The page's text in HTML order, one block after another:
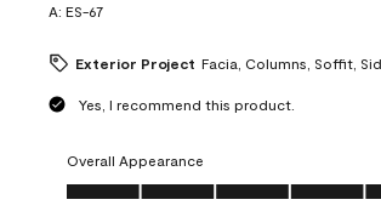
A: ES-67
Exterior Project Facia, Columns, Soffit,
Yes, I recommend this product.
Overall Appearance
Overall Appearance, 5.0 out of 5